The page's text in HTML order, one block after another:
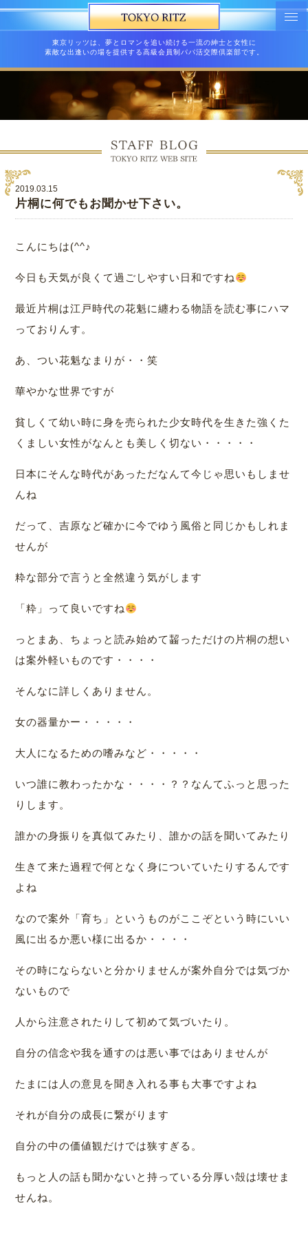
東京リッツは、夢とロマンを追い続ける一流の紳士と女性に
素敵な出逢いの場を提供する高級会員制パパ活交際倶楽部です。
2019.03.15
片桐に何でもお聞かせ下さい。
こんにちは(^^♪
今日も天気が良くて過ごしやすい日和ですね
最近片桐は江戸時代の花魁に纏わる物語を読む事にハマ
っておりんす。
あ、つい花魁なまりが・・笑
華やかな世界ですが
貧しくて幼い時に身を売られた少女時代を生きた強くた
くましい女性がなんとも美しく切ない・・・・・
日本にそんな時代があっただなんて今じゃ思いもしませ
んね
だって、吉原など確かに今でゆう風俗と同じかもしれま
せんが
粋な部分で言うと全然違う気がします
「粋」って良いですね
っとまあ、ちょっと読み始めて齧っただけの片桐の想い
は案外軽いものです・・・・
そんなに詳しくありません。
女の器量かー・・・・・
大人になるための嗜みなど・・・・・
いつ誰に教わったかな・・・・？？なんてふっと思った
りします。
誰かの身振りを真似てみたり、誰かの話を聞いてみたり
生きて来た過程で何となく身についていたりするんです
よね
なので案外「育ち」というものがここぞという時にいい
風に出るか悪い様に出るか・・・・
その時にならないと分かりませんが案外自分では気づか
ないもので
人から注意されたりして初めて気づいたり。
自分の信念や我を通すのは悪い事ではありませんが
たまには人の意見を聞き入れる事も大事ですよね
それが自分の成長に繋がります
自分の中の価値観だけでは狭すぎる。
もっと人の話も聞かないと持っている分厚い殻は壊せま
せんね。